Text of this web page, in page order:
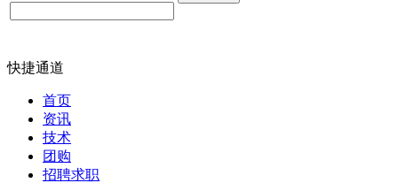
快捷通道
首页
资讯
技术
团购
招聘求职